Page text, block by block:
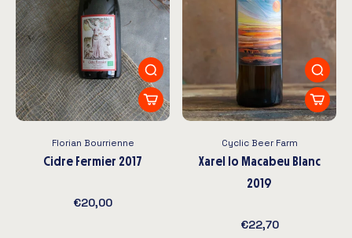
Florian Bourrienne
Cidre Fermier 2017
€20,00
Cyclic Beer Farm
Xarel lo Macabeu Blanc
2019
€22,70